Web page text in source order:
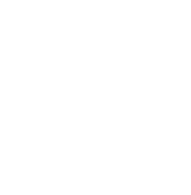
大学在学中に専門学校へ通い学業と